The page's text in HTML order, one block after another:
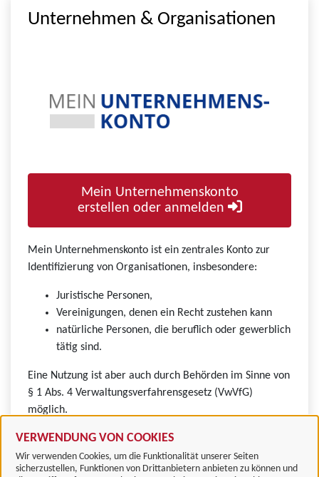
VERWENDUNG VON COOKIES
Wir verwenden Cookies, um die Funktionalität unserer Seiten
sicherzustellen, Funktionen von Drittanbietern anbieten zu können und
Unternehmen & Organisationen
Mein Unternehmenskonto
erstellen oder anmelden
Mein Unternehmenskonto ist ein zentrales Konto zur
Identifizierung von Organisationen, insbesondere:
Juristische Personen,
Vereinigungen, denen ein Recht zustehen kann
natürliche Personen, die beruflich oder gewerblich
tätig sind.
Eine Nutzung ist aber auch durch Behörden im Sinne von
§ 1 Abs. 4 Verwaltungsverfahrensgesetz (VwVfG)
möglich.